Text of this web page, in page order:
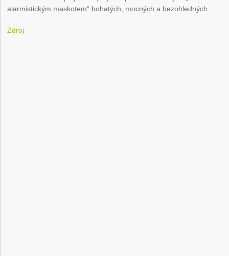
alarmistickým maskotem“ bohatých, mocných a bezohledných.
Zdroj